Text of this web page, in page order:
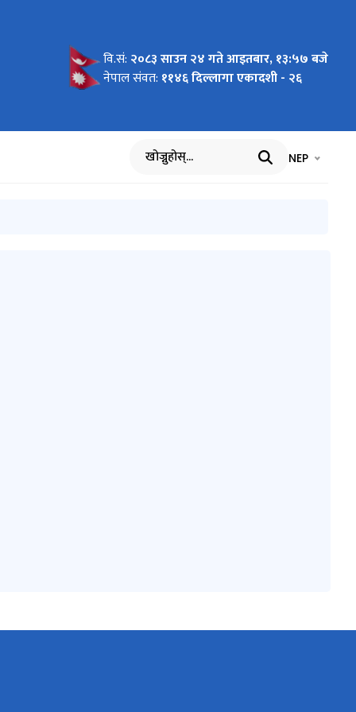
। वि.सं: २०८३ साउन २४ गते आइतबार, १३:५७ बजे
नेपाल संवत: ११४६ दिल्लागा एकादशी - २६
खोज्नुहोस् भाषा चयन
NEP